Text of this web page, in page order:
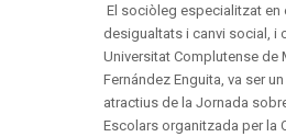
El sociòleg especialitzat en
desigualtats i canvi social, i
Universitat Complutense de
Fernández Enguita, va ser
atractius de la Jornada
Escolars organitzada per la